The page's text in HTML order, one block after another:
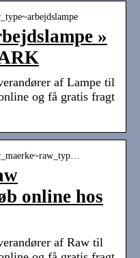
»
af Lampe til
og få gratis fragt
online hos
af Raw til